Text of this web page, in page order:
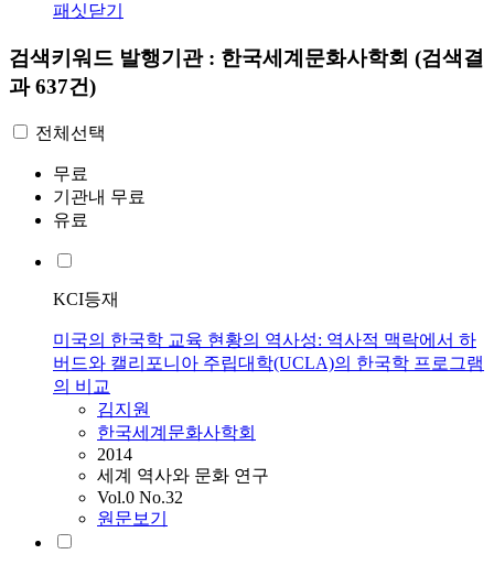
패싯닫기
검색키워드 발행기관 : 한국세계문화사학회 (검색결
과 637건)
전체선택
무료
기관내 무료
유료
KCI등재
미국의 한국학 교육 현황의 역사성: 역사적 맥락에서 하
버드와 캘리포니아 주립대학(UCLA)의 한국학 프로그램
의 비교
김지원
한국세계문화사학회
2014
세계 역사와 문화 연구
Vol.0 No.32
원문보기